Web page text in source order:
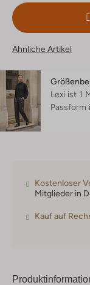
Ähnliche Artikel
Lexi ist 1
Passform
Kostenloser
Mitglieder in
Kauf auf